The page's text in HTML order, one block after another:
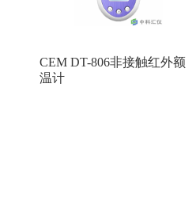
CEM DT-806非接触红外额
温计